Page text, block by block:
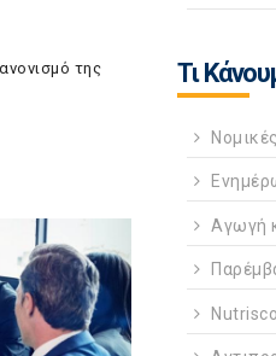
της
Τι
Αγωγή